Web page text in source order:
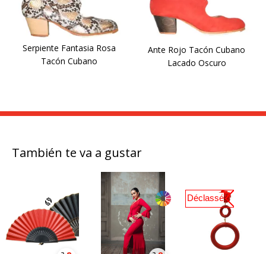
Serpiente Fantasia Rosa
Tacón Cubano
Ante Rojo Tacón Cubano
Lacado Oscuro
También te va a gustar
Déclassé